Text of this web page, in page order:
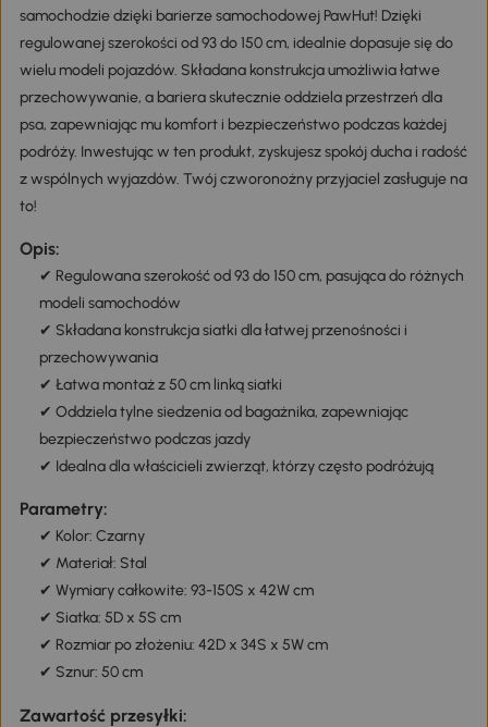
samochodzie dzięki barierze samochodowej PawHut! Dzięki
regulowanej szerokości od 93 do 150 cm, idealnie dopasuje się do
wielu modeli pojazdów. Składana konstrukcja umożliwia łatwe
przechowywanie, a bariera skutecznie oddziela przestrzeń dla
psa, zapewniając mu komfort i bezpieczeństwo podczas każdej
podróży. Inwestując w ten produkt, zyskujesz spokój ducha i radość
z wspólnych wyjazdów. Twój czworonożny przyjaciel zasługuje na
to!
Opis:
✔ Regulowana szerokość od 93 do 150 cm, pasująca do różnych
modeli samochodów
✔ Składana konstrukcja siatki dla łatwej przenośności i
przechowywania
✔ Łatwa montaż z 50 cm linką siatki
✔ Oddziela tylne siedzenia od bagażnika, zapewniając
bezpieczeństwo podczas jazdy
✔ Idealna dla właścicieli zwierząt, którzy często podróżują
Parametry:
✔ Kolor: Czarny
✔ Materiał: Stal
✔ Wymiary całkowite: 93-150S x 42W cm
✔ Siatka: 5D x 5S cm
✔ Rozmiar po złożeniu: 42D x 34S x 5W cm
✔ Sznur: 50 cm
Zawartość przesyłki: